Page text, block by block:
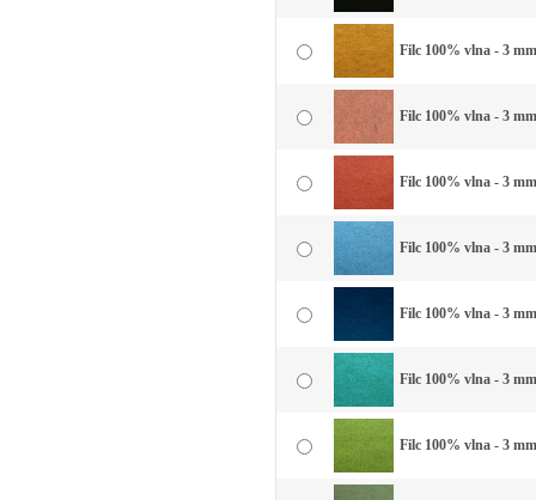
Filc 100% vlna - 3
Filc 100% vlna - 3
Filc 100% vlna - 3
Filc 100% vlna - 3
Filc 100% vlna - 3
Filc 100% vlna - 3
Filc 100% vlna - 3